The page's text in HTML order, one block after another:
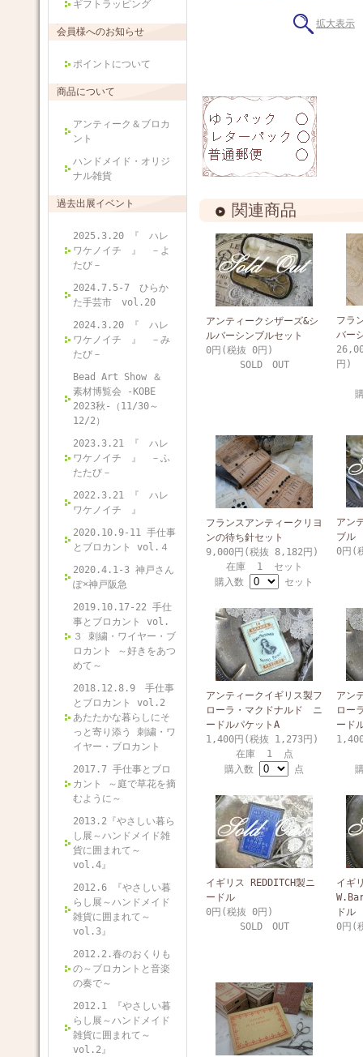
ギフトラッピング
会員様へのお知らせ
ポイントについて
商品について
アンティーク＆ブロカ
ント
ハンドメイド・オリジ
ナル雑貨
過去出展イベント
2025.3.20 『 ハレ
ワケノイチ 』 －よ
たび－
2024.7.5-7 ひらか
た手芸市 vol.20
2024.3.20 『 ハレ
ワケノイチ 』 －み
たび－
Bead Art Show ＆
素材博覧会 -KOBE
2023秋-（11/30～
12/2）
2023.3.21 『 ハレ
ワケノイチ 』 －ふ
たたび－
2022.3.21 『 ハレ
ワケノイチ 』
2020.10.9-11 手仕事
とブロカント vol.４
2020.4.1-3 神戸さん
ぽ×神戸阪急
2019.10.17-22 手仕
事とブロカント vol.
３ 刺繍・ワイヤー・ブ
ロカント ～好きをあつ
めて～
2018.12.8.9 手仕事
とブロカント vol.2
あたたかな暮らしにそ
っと寄り添う 刺繍・ワ
イヤー・ブロカント
2017.7 手仕事とブロ
カント ～庭で草花を摘
むように～
2013.2『やさしい暮ら
し展～ハンドメイド雑
貨に囲まれて～
vol.4』
2012.6 『やさしい暮
らし展～ハンドメイド
雑貨に囲まれて～
vol.3』
2012.2.春のおくりも
の～ブロカントと音楽
の奏で～
2012.1 『やさしい暮
らし展～ハンドメイド
雑貨に囲まれて～
vol.2』
拡大表示
関連商品
アンティークシザーズ&シ
ルバーシンブルセット
0円(税抜 0円)
SOLD OUT
フラ
バー
円)
フランスアンティークリヨ
ンの待ち針セット
9,000円(税抜 8,182円)
在庫 1 セット
購入数
セット
アン
ブル
0円(
アンティークイギリス製フ
ローラ・マクドナルド ニ
ードルパケットA
1,400円(税抜 1,273円)
在庫 1 点
購入数
点
アン
ロー
ード
イギリス REDDITCH製ニ
ードル
0円(税抜 0円)
SOLD OUT
イギ
ドル
0円(